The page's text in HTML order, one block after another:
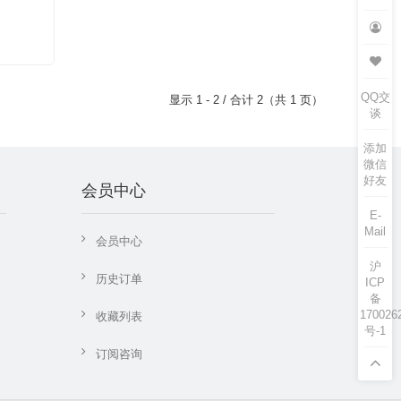
显示 1 - 2 / 合计 2（共 1 页）
会员中心
会员中心
历史订单
收藏列表
订阅咨询
QQ交
谈
添加
微信
好友
E-
Mail
沪
ICP
备
号-1